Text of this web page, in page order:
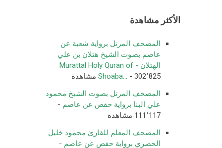
الأكثر مشاهدة
المصحف المرتل برواية شعبة عن
عاصم بصوت الشيخ هتلان بن علي
الهتلان - Murattal Holy Quran of
Shoaba... - 302٬825 مشاهدة
المصحف المرتل بصوت الشيخ محمود
علي البنا برواية حفص عن عاصم -
111٬117 مشاهدة
المصحف المعلم للقارئ محمود خليل
الحصري برواية حفص عن عاصم -